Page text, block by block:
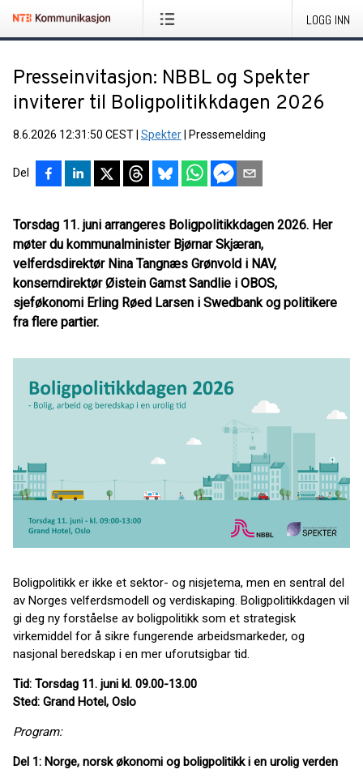
LOGG INN
Presseinvitasjon: NBBL og Spekter
inviterer til Boligpolitikkdagen 2026
8.6.2026 12:31:50 CEST Spekter Pressemelding
Del
Torsdag 11. juni arrangeres Boligpolitikkdagen 2026. Her
møter du kommunalminister Bjørnar Skjæran,
velferdsdirektør Nina Tangnæs Grønvold i NAV,
konserndirektør Øistein Gamst Sandlie i OBOS,
sjeføkonomi Erling Røed Larsen i Swedbank og politikere
fra flere partier.
Boligpolitikk er ikke et sektor- og nisjetema, men en sentral del
av Norges velferdsmodell og verdiskaping. Boligpolitikkdagen vil
gi deg ny forståelse av boligpolitikk som et strategisk
virkemiddel for å sikre fungerende arbeidsmarkeder, og
nasjonal beredskap i en mer uforutsigbar tid.
Tid: Torsdag 11. juni kl. 09.00-13.00
Sted: Grand Hotel, Oslo
Program:
Del 1: Norge, norsk økonomi og boligpolitikk i en urolig verden